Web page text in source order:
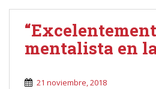
mentalista en
21 noviembre, 2018